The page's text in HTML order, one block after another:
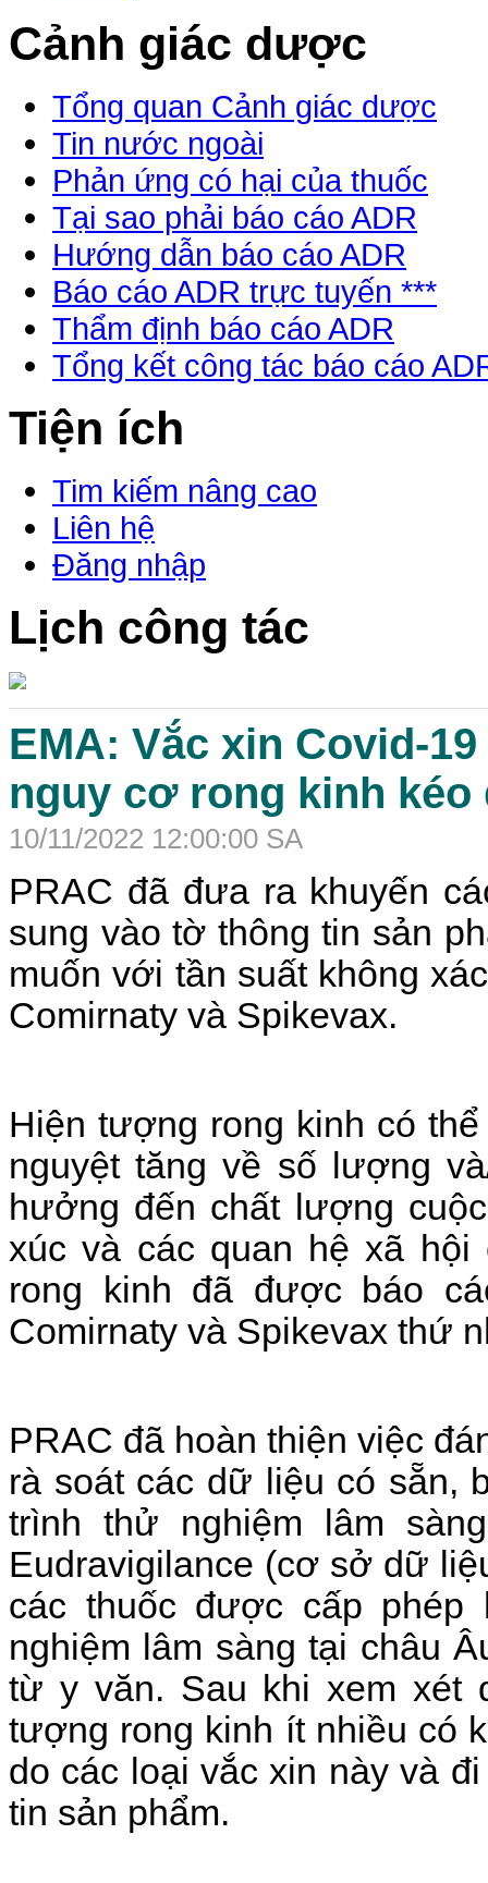
Cảnh giác dược
Tổng quan Cảnh giác dược
Tin nước ngoài
Phản ứng có hại của thuốc
Tại sao phải báo cáo ADR
Hướng dẫn báo cáo ADR
Báo cáo ADR trực tuyến ***
Thẩm định báo cáo ADR
Tổng kết công tác báo cáo
Tiện ích
Tim kiếm nâng cao
Liên hệ
Đăng nhập
Lịch công tác
EMA: Vắc xin Covid-
nguy cơ rong kinh kéo
10/11/2022 12:00:00 SA
PRAC đã đưa ra khuyến
sung vào tờ thông tin sản
muốn với tần suất không
Comirnaty và Spikevax.
Hiện tượng rong kinh có
nguyệt tăng về số lượng
hưởng đến chất lượng
xúc và các quan hệ xã
rong kinh đã được báo
Comirnaty và Spikevax thứ
PRAC đã hoàn thiện việc
rà soát các dữ liệu có sẵn,
trình thử nghiệm lâm
Eudravigilance (cơ sở dữ
các thuốc được cấp phép
nghiệm lâm sàng tại châu
từ y văn. Sau khi xem xét
tượng rong kinh ít nhiều có
do các loại vắc xin này và
tin sản phẩm.